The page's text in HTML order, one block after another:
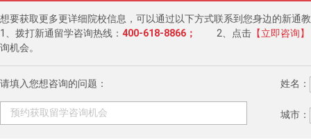
想要获取更多更详细院校信息，可以通过以下方式联系到您身边的新通
1、拨打新通留学咨询热线： 400-618-8866； 2、点击 【立即咨询】
询机会。
请填入您想咨询的问题： 姓名：
城市：